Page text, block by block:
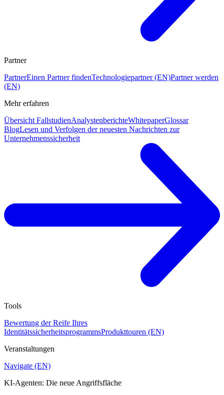
Partner
PartnerEinen Partner findenTechnologiepartner (EN)Partner werden
(EN)
Mehr erfahren
Übersicht FallstudienAnalystenberichteWhitepaperGlossar
BlogLesen und Verfolgen der neuesten Nachrichten zur
Unternehmenssicherheit
Tools
Bewertung der Reife Ihres
IdentitätssicherheitsprogrammsProdukttouren (EN)
Veranstaltungen
Navigate (EN)
KI-Agenten: Die neue Angriffsfläche